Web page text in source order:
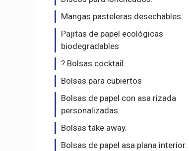
Mangas pasteleras desechables.
Pajitas de papel ecológicas
biodegradables
? Bolsas cocktail.
Bolsas para cubiertos
Bolsas de papel con asa rizada
personalizadas.
Bolsas take away.
Bolsas de papel asa plana interior.